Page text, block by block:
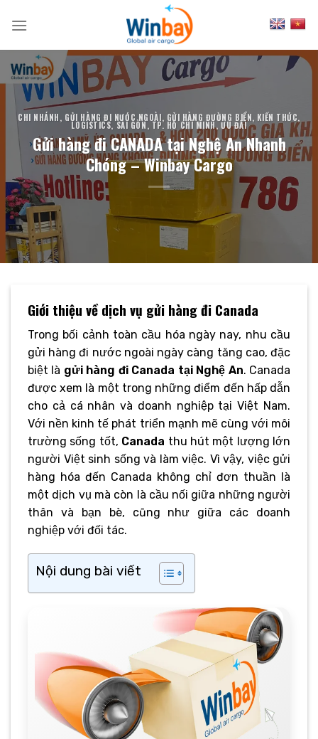
CHI NHÁNH, GỬI HÀNG ĐI NƯỚC NGOÀI, GỬI HÀNG ĐƯỜNG BIỂN, KIẾN THỨC,
LOGISTICS, SÀI GÒN, TP. HỒ CHÍ MINH,ƯU ĐÃI
Gửi hàng đi CANADA tại Nghệ An Nhanh
Chóng – Winbay Cargo
Giới thiệu về dịch vụ gửi hàng đi Canada
Trong bối cảnh toàn cầu hóa ngày nay, nhu cầu
gửi hàng đi nước ngoài ngày càng tăng cao, đặc
biệt là gửi hàng đi Canada tại Nghệ An. Canada
được xem là một trong những điểm đến hấp dẫn
cho cả cá nhân và doanh nghiệp tại Việt Nam.
Với nền kinh tế phát triển mạnh mẽ cùng với môi
trường sống tốt, Canada thu hút một lượng lớn
người Việt sinh sống và làm việc. Vì vậy, việc gửi
hàng hóa đến Canada không chỉ đơn thuần là
một dịch vụ mà còn là cầu nối giữa những người
thân và bạn bè, cũng như giữa các doanh
nghiệp với đối tác.
Nội dung bài viết